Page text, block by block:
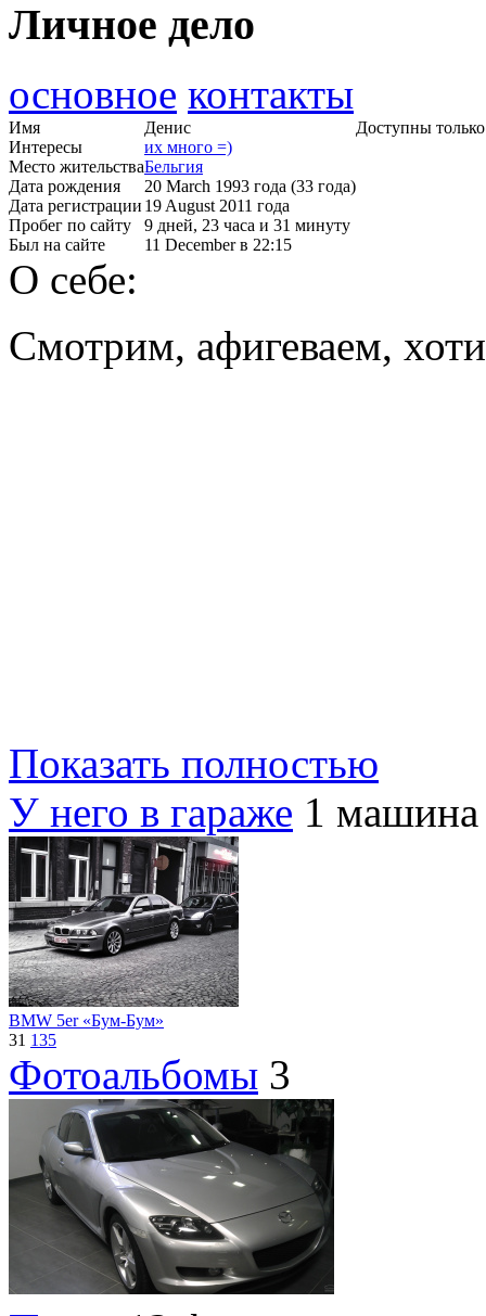
Личное дело
основное контакты
Имя
Денис
Интересы
их много =)
Место жительстваБельгия
Дата рождения
20 March 1993 года (33 года)
Дата регистрации 19 August 2011 года
Пробег по сайту
9 дней, 23 часа и 31 минуту
Был на сайте
11 December в 22:15
Доступны
О себе:
Смотрим, афигеваем,
Показать полностью
У него в гараже 1 машина
BMW 5er «Бум-Бум»
31 135
Фотоальбомы 3